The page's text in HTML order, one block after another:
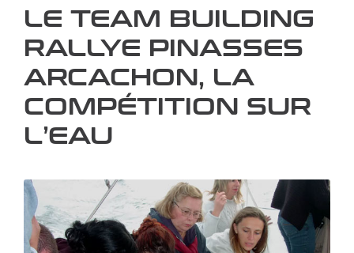
LE TEAM BUILDING
RALLYE PINASSES
ARCACHON, LA
COMPÉTITION SUR
L’EAU